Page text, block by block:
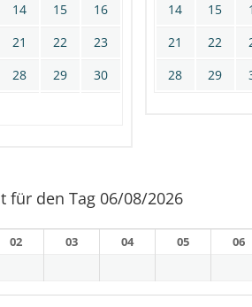
14 15
16
21 22
23
28 29
30
14
15
21
22
28
29
für den Tag 06/08/2026
02 03 04 05 06